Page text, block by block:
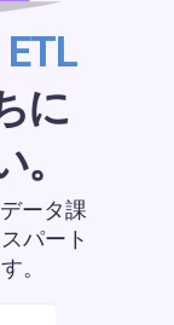
に
ータ課
パート
。